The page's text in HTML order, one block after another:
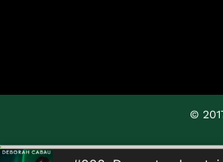
©
Audio